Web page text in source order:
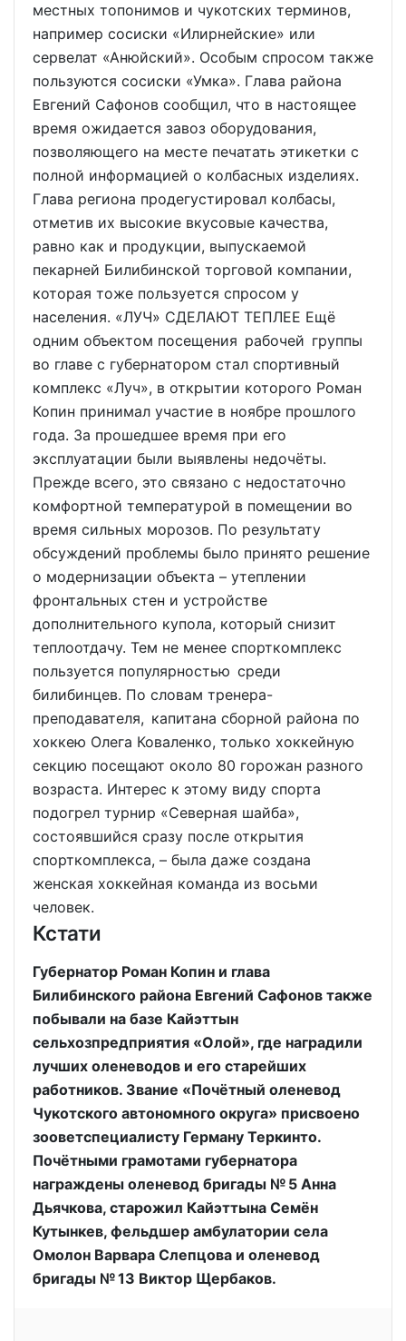
местных топонимов и чукотских терминов,
например сосиски «Илирнейские» или
сервелат «Анюйский». Особым спросом также
пользуются сосиски «Умка». Глава района
Евгений Сафонов сообщил, что в настоящее
время ожидается завоз оборудования,
позволяющего на месте печатать этикетки с
полной информацией о колбасных изделиях.
Глава региона продегустировал колбасы,
отметив их высокие вкусовые качества,
равно как и продукции, выпускаемой
пекарней Билибинской торговой компании,
которая тоже пользуется спросом у
населения. «ЛУЧ» СДЕЛАЮТ ТЕПЛЕЕ Ещё
одним объектом посещения рабочей группы
во главе с губернатором стал спортивный
комплекс «Луч», в открытии которого Роман
Копин принимал участие в ноябре прошлого
года. За прошедшее время при его
эксплуатации были выявлены недочёты.
Прежде всего, это связано с недостаточно
комфортной температурой в помещении во
время сильных морозов. По результату
обсуждений проблемы было принято решение
о модернизации объекта – утеплении
фронтальных стен и устройстве
дополнительного купола, который снизит
теплоотдачу. Тем не менее спорткомплекс
пользуется популярностью среди
билибинцев. По словам тренера-
преподавателя, капитана сборной района по
хоккею Олега Коваленко, только хоккейную
секцию посещают около 80 горожан разного
возраста. Интерес к этому виду спорта
подогрел турнир «Северная шайба»,
состоявшийся сразу после открытия
спорткомплекса, – была даже создана
женская хоккейная команда из восьми
человек.
Кстати
Губернатор Роман Копин и глава
Билибинского района Евгений Сафонов также
побывали на базе Кайэттын
сельхозпредприятия «Олой», где наградили
лучших оленеводов и его старейших
работников. Звание «Почётный оленевод
Чукотского автономного округа» присвоено
зооветспециалисту Герману Теркинто.
Почётными грамотами губернатора
награждены оленевод бригады № 5 Анна
Дьячкова, старожил Кайэттына Семён
Кутынкев, фельдшер амбулатории села
Омолон Варвара Слепцова и оленевод
бригады № 13 Виктор Щербаков.